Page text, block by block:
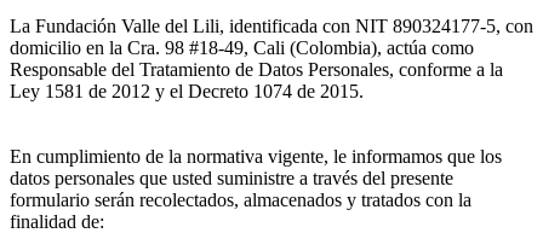
La Fundación Valle del Lili, identificada con NIT 890324177-5, con
domicilio en la Cra. 98 #18-49, Cali (Colombia), actúa como
Responsable del Tratamiento de Datos Personales, conforme a la
Ley 1581 de 2012 y el Decreto 1074 de 2015.
En cumplimiento de la normativa vigente, le informamos que los
datos personales que usted suministre a través del presente
formulario serán recolectados, almacenados y tratados con la
finalidad de: